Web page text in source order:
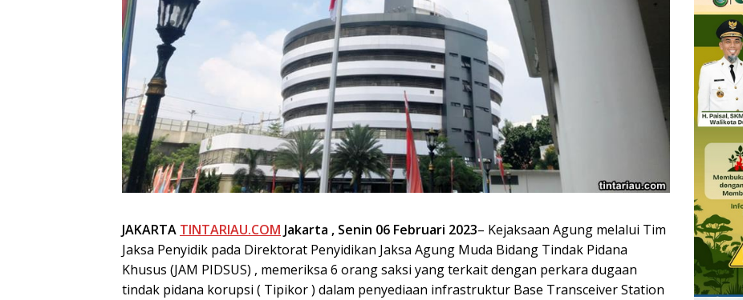
JAKARTA TINTARIAU.COM Jakarta , Senin 06 Februari 2023– Kejaksaan Agung melalui Tim
Jaksa Penyidik pada Direktorat Penyidikan Jaksa Agung Muda Bidang Tindak Pidana
Khusus (JAM PIDSUS) , memeriksa 6 orang saksi yang terkait dengan perkara dugaan
tindak pidana korupsi ( Tipikor ) dalam penyediaan infrastruktur Base Transceiver Station